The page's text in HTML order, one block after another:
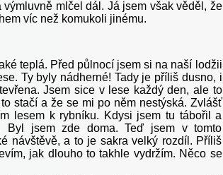
mlčel dál. Já jsem však věděl, že
víc než komukoli jinému.
teplá. Před půlnocí jsem si na naší lodžii
Ty byly nádherné! Tady je příliš dusno, i
Jsem sice v lese každý den, ale to
stačí a že se mi po něm nestýská. Zvlášť
lesem k rybníku. Kdysi jsem tu tábořil a
Byl jsem zde doma. Teď jsem v tomto
návštěvě, a to je sakra velký rozdíl. Příliš
jak dlouho to takhle vydržím. Něco se